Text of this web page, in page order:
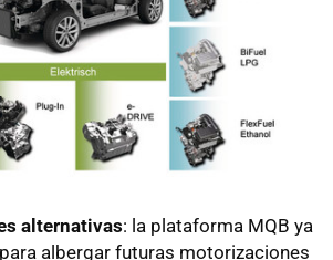
alternativas: la plataforma MQB ya
albergar futuras motorizaciones